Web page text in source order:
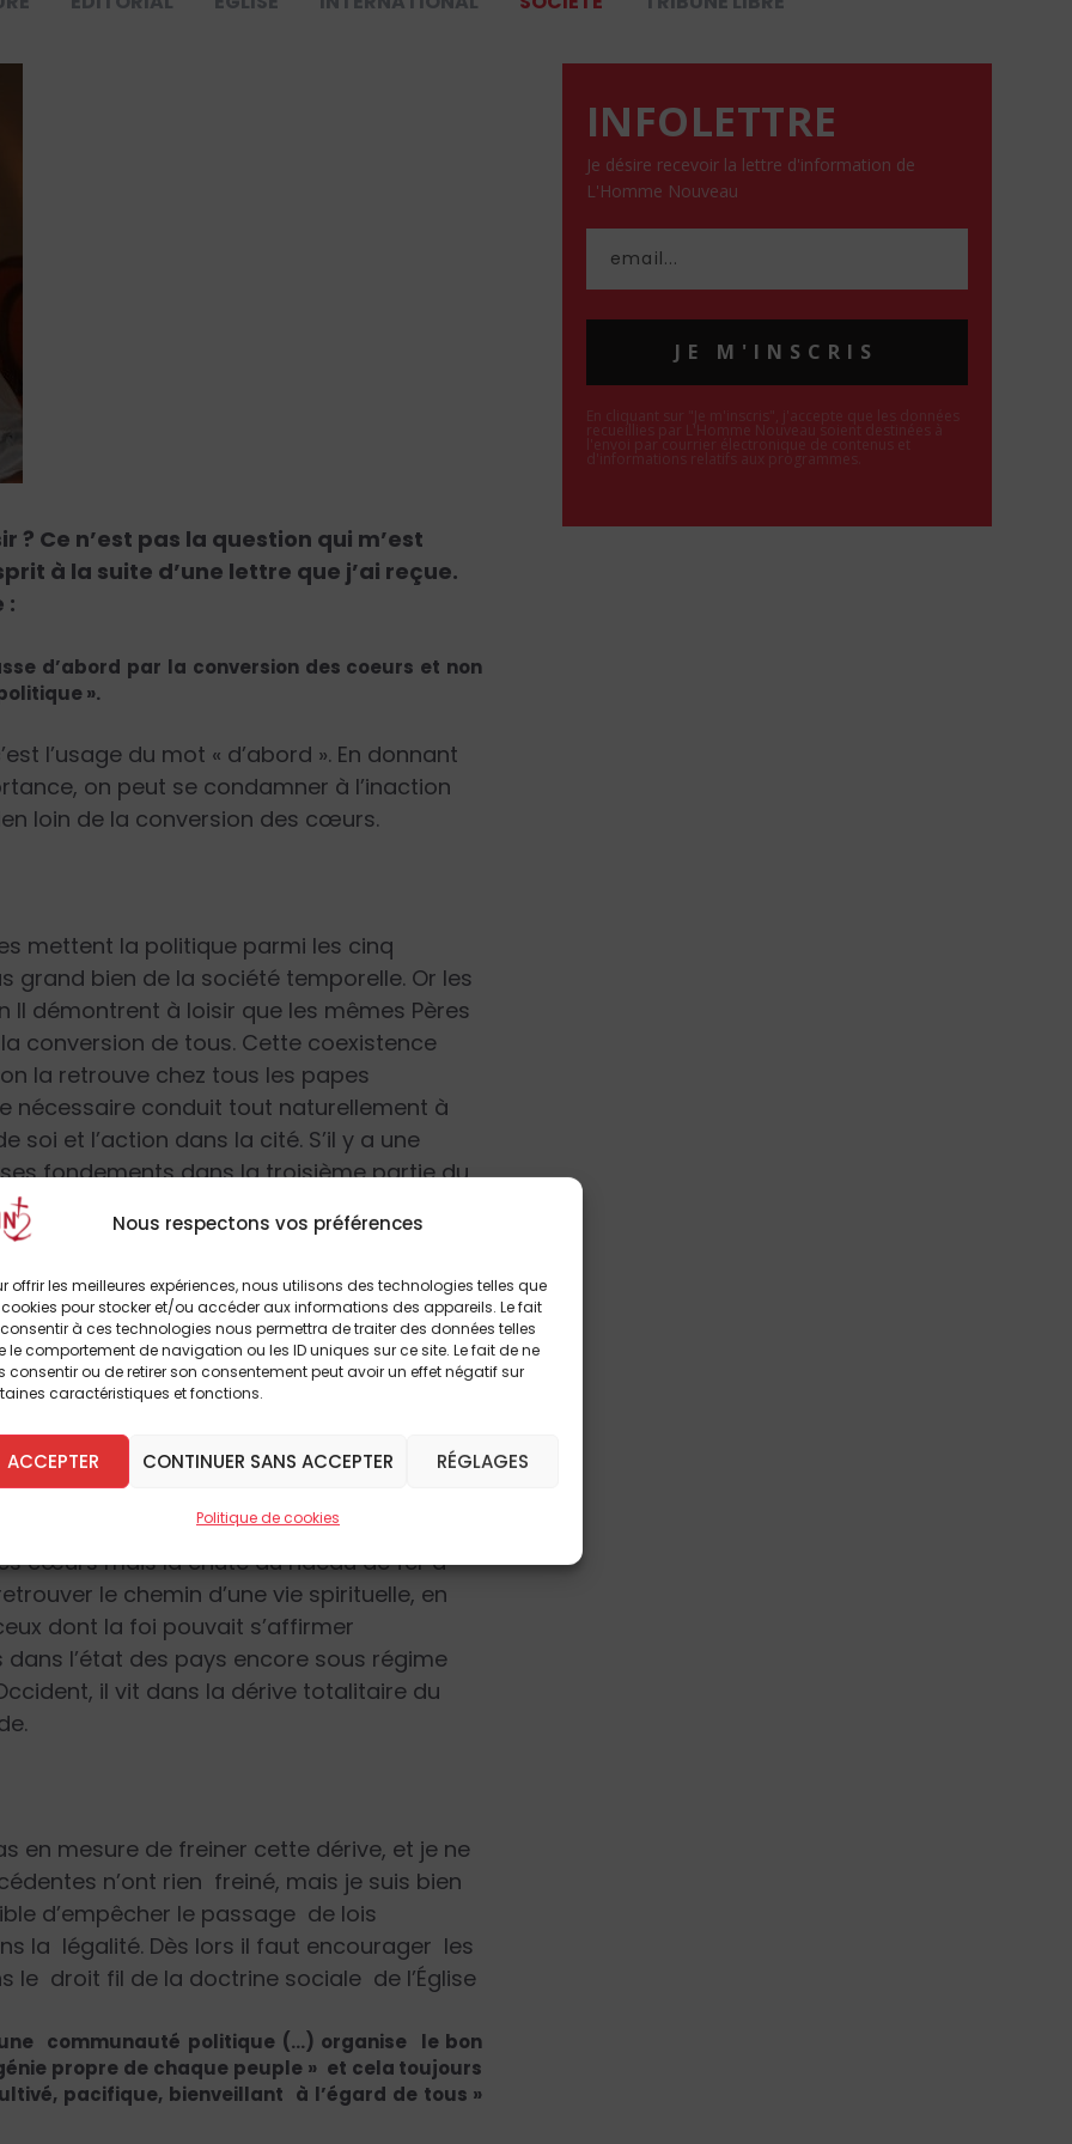
Nous respectons vos préférences
offrir les meilleures expériences, nous utilisons des technologies telles que
pour stocker et/ou accéder aux informations des appareils. Le fait
à ces technologies nous permettra de traiter des données telles
le comportement de navigation ou les ID uniques sur ce site. Le fait de ne
consentir ou de retirer son consentement peut avoir un effet négatif sur
caractéristiques et fonctions.
ACCEPTER CONTINUER SANS ACCEPTER RÉGLAGES
Politique de cookies
Ce n’est pas la question qui m’est
à la suite d’une lettre que j’ai reçue.
:
d’abord par la conversion des coeurs et non
».
l’usage du mot « d’abord ». En donnant
on peut se condamner à l’inaction
loin de la conversion des cœurs.
mettent la politique parmi les cinq
grand bien de la société temporelle. Or les
démontrent à loisir que les mêmes Pères
conversion de tous. Cette coexistence
la retrouve chez tous les papes
nécessaire conduit tout naturellement à
soi et l’action dans la cité. S’il y a une
fondements dans la troisième partie du
à la vertu théologale de charité, c’est bien
et action dans la cité.
l’utilisation de son temps pour faire
de ses forces et de ses qualités
pour donner toute sa mesure sans
les Pères conciliaires rejettent «
à la liberté civile ou religieuse
la chute des régimes communistes de
chrétiens (pas forcément tous bien
des libertés. Je suis bien convaincu que
cœurs mais la chute du rideau de fer a
le chemin d’une vie spirituelle, en
dont la foi pouvait s’affirmer
l’état des pays encore sous régime
il vit dans la dérive totalitaire du
en mesure de freiner cette dérive, et je ne
n’ont rien freiné, mais je suis bien
d’empêcher le passage de lois
la légalité. Dès lors il faut encourager les
le droit fil de la doctrine sociale de l’Église
communauté politique (…) organise le bon
propre de chaque peuple » et cela toujours
pacifique, bienveillant à l’égard de tous »
INFOLETTRE
Je désire recevoir la lettre d'information de
L'Homme Nouveau
JE M'INSCRIS
En cliquant sur "Je m'inscris", j'accepte que les données
recueillies par L'Homme Nouveau soient destinées à
l'envoi par courrier électronique de contenus et
d'informations relatifs aux programmes.